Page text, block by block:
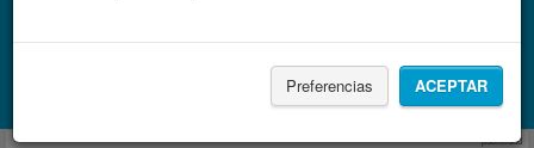
Preferencias ACEPTAR
Busca también alojamiento con Booking.com
publicidad